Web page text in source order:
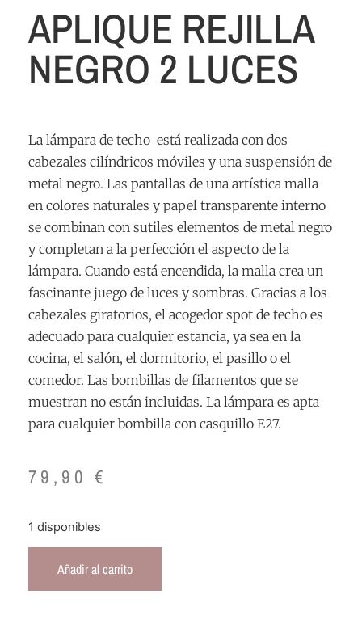
APLIQUE REJILLA
NEGRO 2 LUCES
La lámpara de techo está realizada con dos
cabezales cilíndricos móviles y una suspensión de
metal negro. Las pantallas de una artística malla
en colores naturales y papel transparente interno
se combinan con sutiles elementos de metal negro
y completan a la perfección el aspecto de la
lámpara. Cuando está encendida, la malla crea un
fascinante juego de luces y sombras. Gracias a los
cabezales giratorios, el acogedor spot de techo es
adecuado para cualquier estancia, ya sea en la
cocina, el salón, el dormitorio, el pasillo o el
comedor. Las bombillas de filamentos que se
muestran no están incluidas. La lámpara es apta
para cualquier bombilla con casquillo E27.
79,90€
1 disponibles
Añadir al carrito